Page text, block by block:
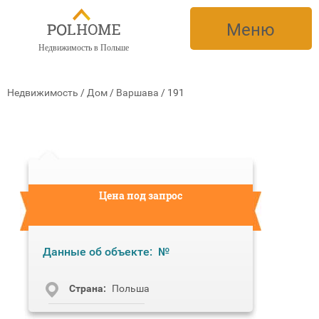
Недвижимость в Польше
Меню
Недвижимость / Дом / Варшава / 191
Цена под запрос
Данные об объекте: №
Cтрана: Польша